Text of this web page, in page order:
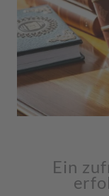
Ein